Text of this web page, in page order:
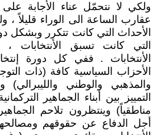
ولكي لا نتحمّل عناء الأجابة على
عقارب الساعة الى الوراء قليلاً ،
الأحداث التي كانت تتكرر وبشكل
التي كانت تسبق الأنتخابات ،
الأنتخابات . ففي كل دورة
الأحزاب السياسية كافة (ذات
والمذهبي والوطني
التمييز بين أبناء الجماهير
مناطقياً) وينتظرون تلاحم
أجل الدفاع عن حقوقهم